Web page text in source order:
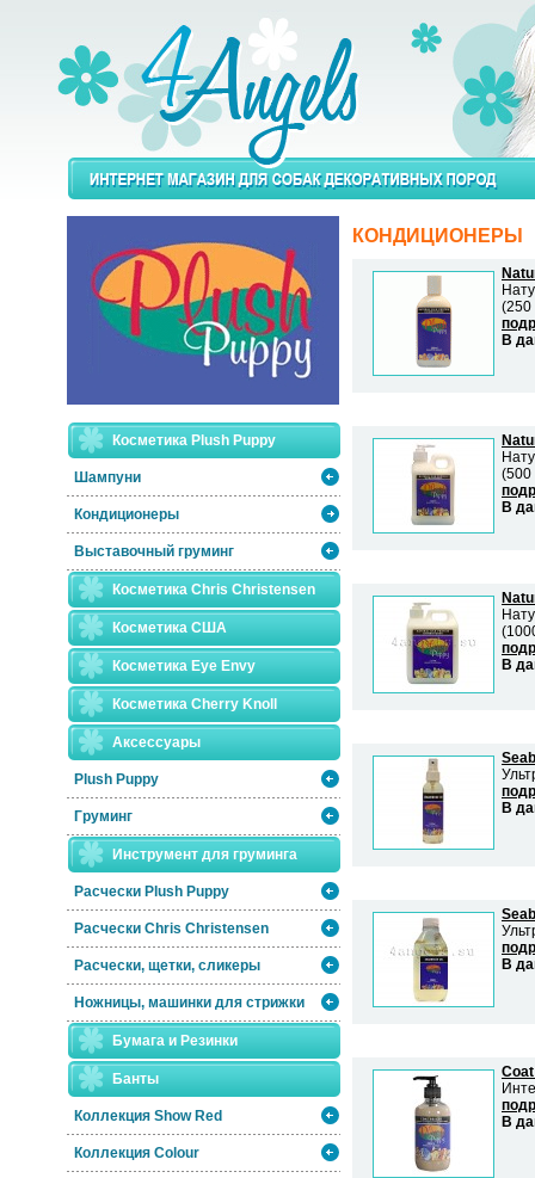
Косметика Plush Puppy
Шампуни
Кондиционеры
Выставочный груминг
Косметика Chris Christensen
Косметика США
Косметика Eye Envy
Косметика Сherry Knoll
Аксессуары
Plush Puppy
Груминг
Инструмент для груминга
Расчески Plush Puppy
Расчески Сhris Christensen
Расчески, щетки, сликеры
Ножницы, машинки для стрижки
Бумага и Резинки
Банты
Коллекция Show Red
Коллекция Colour
КОНДИЦИОНЕРЫ
(250
В
В
В
В
В
В